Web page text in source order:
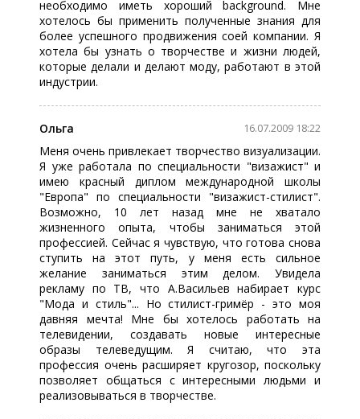
необходимо иметь хороший background. Мне
хотелось бы применить полученные знания для
более успешного продвижения соей компании. Я
хотела бы узнать о творчестве и жизни людей,
которые делали и делают моду, работают в этой
индустрии.
16.07.2009 18:22
Ольга
Меня очень привлекает творчество визуализации.
Я уже работала по специальности "визажист" и
имею красный диплом международной школы
"Европа" по специальности "визажист-стилист".
Возможно, 10 лет назад мне не хватало
жизненного опыта, чтобы заниматься этой
профессией. Сейчас я чувствую, что готова снова
ступить на этот путь, у меня есть сильное
желание заниматься этим делом. Увидела
рекламу по ТВ, что А.Васильев набирает курс
"Мода и стиль"... Но стилист-гримёр - это моя
давняя мечта! Мне бы хотелось работать на
телевидении, создавать новые интересные
образы телеведущим. Я считаю, что эта
профессия очень расширяет кругозор, поскольку
позволяет общаться с интересными людьми и
реализовываться в творчестве.